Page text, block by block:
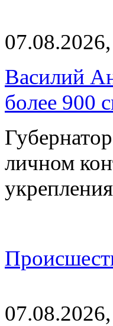
Василий
более 900
личном